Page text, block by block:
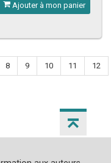
Ajouter à mon panier
8 9 10 11 12